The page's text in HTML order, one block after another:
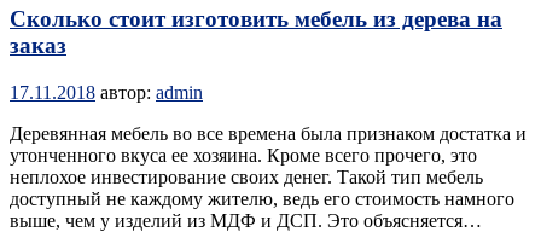
Сколько стоит изготовить мебель из дерева на
заказ
17.11.2018 автор: admin
Деревянная мебель во все времена была признаком достатка и
утонченного вкуса ее хозяина. Кроме всего прочего, это
неплохое инвестирование своих денег. Такой тип мебель
доступный не каждому жителю, ведь его стоимость намного
выше, чем у изделий из МДФ и ДСП. Это объясняется…